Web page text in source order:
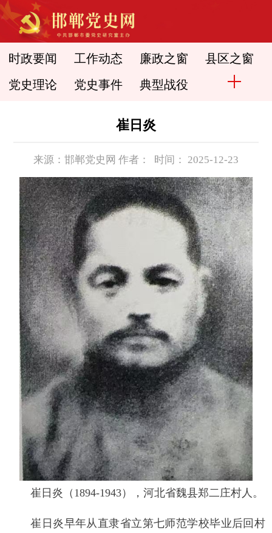
时政要闻 工作动态 廉政之窗 县区之窗
党史理论 党史事件 典型战役
崔日炎
来源：邯郸党史网 作者： 时间： 2025-12-23
崔日炎（1894-1943），河北省魏县郑二庄村人。
崔日炎早年从直隶省立第七师范学校毕业后回村